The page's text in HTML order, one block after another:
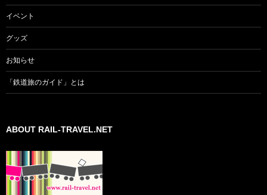
イベント
グッズ
お知らせ
「鉄道旅のガイド」とは
ABOUT RAIL-TRAVEL.NET